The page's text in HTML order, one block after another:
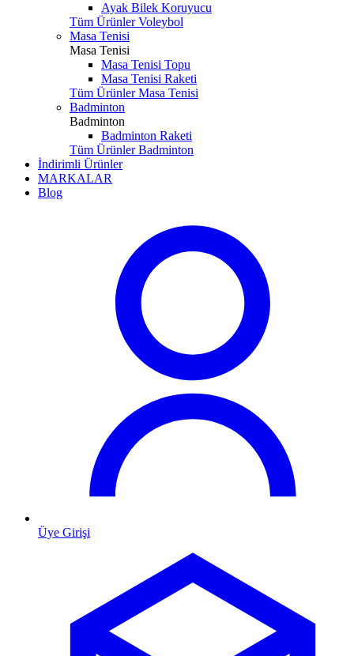
Ayak Bilek Koruyucu
Tüm Ürünler Voleybol
Masa Tenisi
Masa Tenisi
Masa Tenisi Topu
Masa Tenisi Raketi
Tüm Ürünler Masa Tenisi
Badminton
Badminton
Badminton Raketi
Tüm Ürünler Badminton
İndirimli Ürünler
MARKALAR
Blog
Üye Girişi